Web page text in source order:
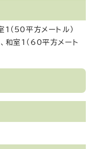
1（50平方メートル）
和室1（60平方メート